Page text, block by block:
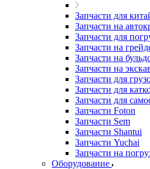
Запчасти для
Запчасти на
Запчасти для
Запчасти на
Запчасти на
Запчасти на
Запчасти для
Запчасти для
Запчасти для
Запчасти Foton
Запчасти Sem
Запчасти Shantui
Запчасти Yuchai
Запчасти на
Оборудование